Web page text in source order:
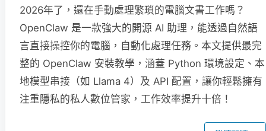
2026年了，還在手動處理繁瑣的電腦文書工作嗎？
OpenClaw 是一款強大的開源 AI 助理，能透過自然語
言直接操控你的電腦，自動化處理任務。本文提供最完
整的 OpenClaw 安裝教學，涵蓋 Python 環境設定、本
地模型串接（如 Llama 4）及 API 配置，讓你輕鬆擁有
注重隱私的私人數位管家，工作效率提升十倍！